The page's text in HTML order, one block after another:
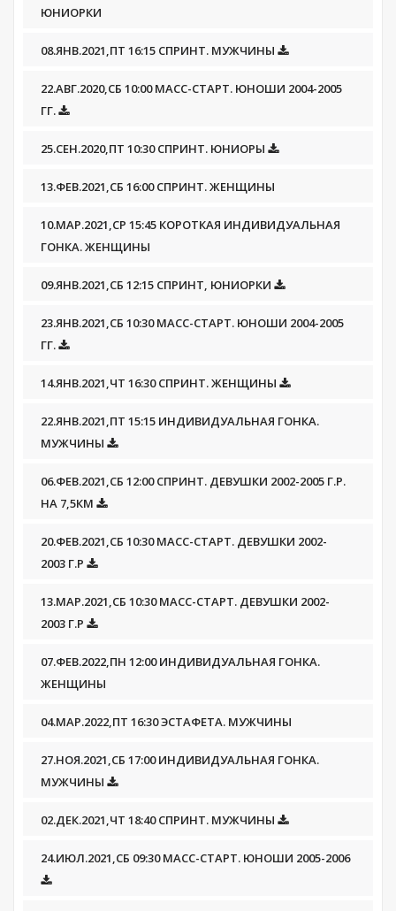
ЮНИОРКИ
08.ЯНВ.2021,ПТ 16:15 СПРИНТ. МУЖЧИНЫ
22.АВГ.2020,СБ 10:00 МАСС-СТАРТ. ЮНОШИ 2004-2005
ГГ.
25.СЕН.2020,ПТ 10:30 СПРИНТ. ЮНИОРЫ
13.ФЕВ.2021,СБ 16:00 СПРИНТ. ЖЕНЩИНЫ
10.МАР.2021,СР 15:45 КОРОТКАЯ ИНДИВИДУАЛЬНАЯ
ГОНКА. ЖЕНЩИНЫ
09.ЯНВ.2021,СБ 12:15 СПРИНТ, ЮНИОРКИ
23.ЯНВ.2021,СБ 10:30 МАСС-СТАРТ. ЮНОШИ 2004-2005
ГГ.
14.ЯНВ.2021,ЧТ 16:30 СПРИНТ. ЖЕНЩИНЫ
22.ЯНВ.2021,ПТ 15:15 ИНДИВИДУАЛЬНАЯ ГОНКА.
МУЖЧИНЫ
06.ФЕВ.2021,СБ 12:00 СПРИНТ. ДЕВУШКИ 2002-2005 Г.Р.
НА 7,5КМ
20.ФЕВ.2021,СБ 10:30 МАСС-СТАРТ. ДЕВУШКИ 2002-
2003 Г.Р
13.МАР.2021,СБ 10:30 МАСС-СТАРТ. ДЕВУШКИ 2002-
2003 Г.Р
07.ФЕВ.2022,ПН 12:00 ИНДИВИДУАЛЬНАЯ ГОНКА.
ЖЕНЩИНЫ
04.МАР.2022,ПТ 16:30 ЭСТАФЕТА. МУЖЧИНЫ
27.НОЯ.2021,СБ 17:00 ИНДИВИДУАЛЬНАЯ ГОНКА.
МУЖЧИНЫ
02.ДЕК.2021,ЧТ 18:40 СПРИНТ. МУЖЧИНЫ
24.ИЮЛ.2021,СБ 09:30 МАСС-СТАРТ. ЮНОШИ 2005-2006